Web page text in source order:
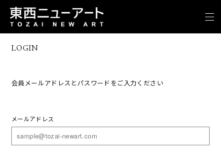
LOGIN
会員メールアドレスとパスワードをご入力ください
メールアドレス